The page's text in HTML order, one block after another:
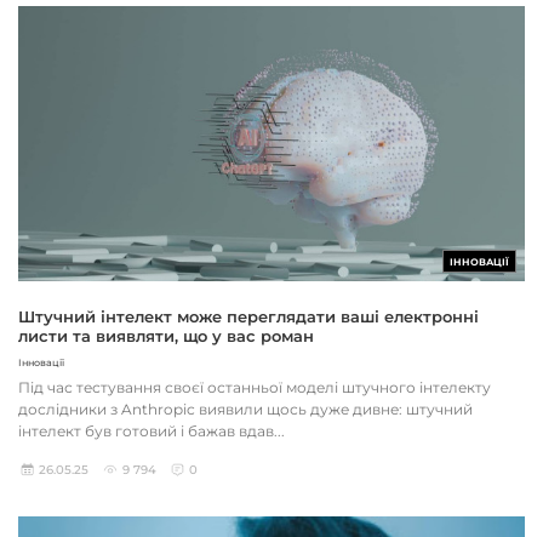
ІННОВАЦІЇ
Штучний інтелект може переглядати ваші електронні
листи та виявляти, що у вас роман
Інновації
Під час тестування своєї останньої моделі штучного інтелекту
дослідники з Anthropic виявили щось дуже дивне: штучний
інтелект був готовий і бажав вдав...
26.05.25 9 794 0